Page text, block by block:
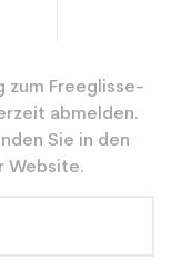
zum Freeglisse-
abmelden.
Sie in den
Website.